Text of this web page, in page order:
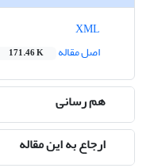
اصل مقاله
171.46 K
هم رسانی
ارجاع به این مقاله